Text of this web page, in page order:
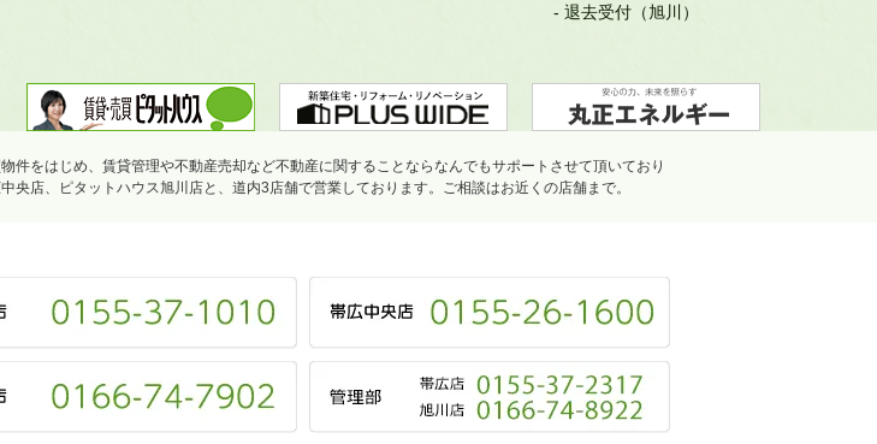
- 退去受付（旭川）
をはじめ、賃貸管理や不動産売却など不動産に関することならなんでもサポートさせて頂いており
店、ピタットハウス旭川店と、道内3店舗で営業しております。ご相談はお近くの店舗まで。